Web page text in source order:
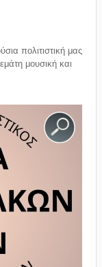
πολιτιστική μας
μουσική και